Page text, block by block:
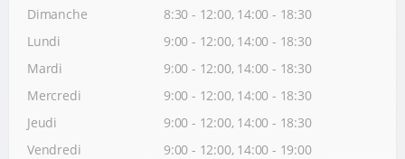
Dimanche
8:30 - 12:00, 14:00 - 18:30
Lundi
9:00 - 12:00, 14:00 - 18:30
Mardi
9:00 - 12:00, 14:00 - 18:30
Mercredi
9:00 - 12:00, 14:00 - 18:30
Jeudi
9:00 - 12:00, 14:00 - 18:30
Vendredi
9:00 - 12:00, 14:00 - 19:00